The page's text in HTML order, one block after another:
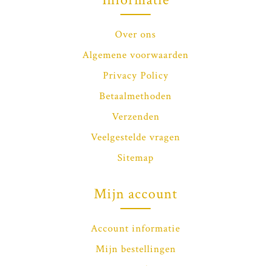
Over ons
Algemene voorwaarden
Privacy Policy
Betaalmethoden
Verzenden
Veelgestelde vragen
Sitemap
Mijn account
Account informatie
Mijn bestellingen